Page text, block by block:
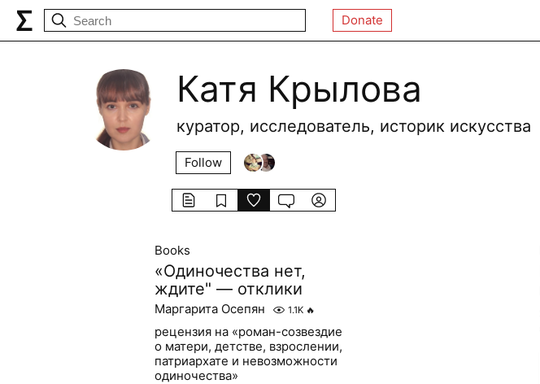
Donate
Катя Крылова
куратор, исследователь, историк искусства
Follow
Books
«Одиночества нет,
ждите" — отклики
Маргарита Осепян 1.1K 🔥
рецензия на «роман-созвездие
о матери, детстве, взрослении,
патриархате и невозможности
одиночества»